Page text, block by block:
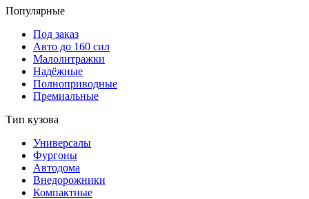
Популярные
Под заказ
Авто до 160 сил
Малолитражки
Надёжные
Полноприводные
Премиальные
Тип кузова
Универсалы
Фургоны
Автодома
Внедорожники
Компактные